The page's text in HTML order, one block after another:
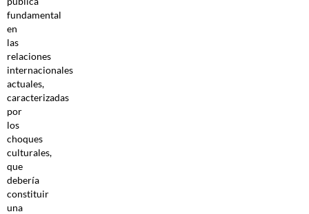
fundamental
en
las
relaciones
internacionales
actuales,
caracterizadas
por
los
choques
culturales,
que
debería
constituir
una